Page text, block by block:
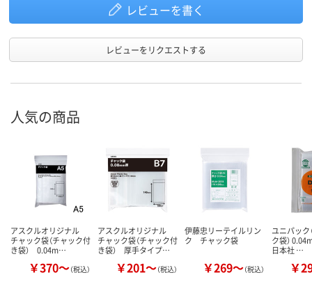
レビューを書く
レビューをリクエストする
人気の商品
アスクルオリジナル
チャック袋（チャック付
き袋） 0.04m…
￥370～（税込）
アスクルオリジナル
チャック袋（チャック付
き袋） 厚手タイプ…
￥201～（税込）
伊藤忠リーテイルリン
ク チャック袋
￥269～（税込）
ユニパック
ク袋）
日本社 …
￥